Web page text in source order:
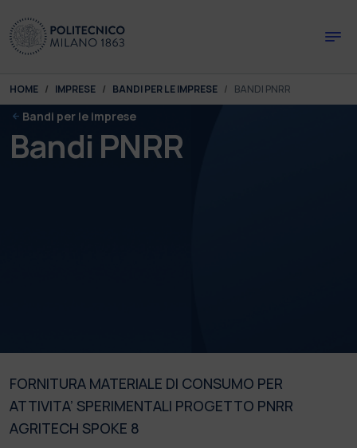
You are here:
HOME IMPRESE BANDI PER LE IMPRESE BANDI PNRR
Bandi per le imprese
Bandi PNRR
FORNITURA MATERIALE DI CONSUMO PER
ATTIVITA’ SPERIMENTALI PROGETTO PNRR
AGRITECH SPOKE 8